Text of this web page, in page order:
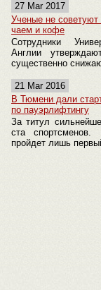
27 Mar 2017
Ученые не советуют
чаем и кофе
Сотрудники
Англии
существенно
21 Mar 2016
В Тюмени дали
по пауэрлифтингу
За титул
ста
пройдет лишь